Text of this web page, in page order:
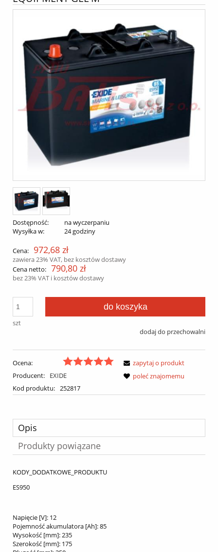
Dostępność:
na wyczerpaniu
Wysyłka w:
24 godziny
Cena: 972,68 zł
zawiera 23% VAT, bez kosztów dostawy
Cena netto: 790,80 zł
bez 23% VAT i kosztów dostawy
szt
do koszyka
dodaj do przechowalni
Ocena:
Producent:
EXIDE
Kod produktu: 252817
zapytaj o produkt
poleć znajomemu
Opis
Produkty powiązane
KODY_DODATKOWE_PRODUKTU
ES950
Napięcie [V]: 12
Pojemność akumulatora [Ah]:85
Wysokość [mm]:235
Szerokość [mm]: 175